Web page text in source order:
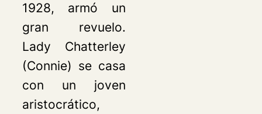
1928, armó un
gran revuelo.
Lady Chatterley
(Connie) se casa
con un joven
aristocrático,